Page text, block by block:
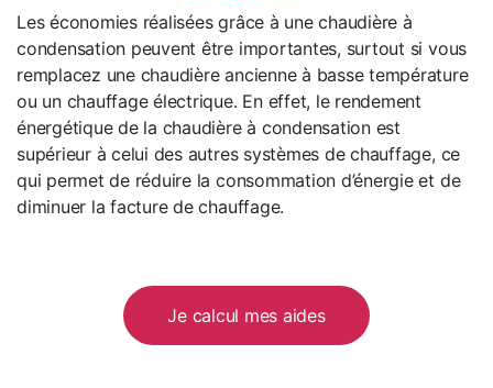
Les économies réalisées grâce à une chaudière à
condensation peuvent être importantes, surtout si vous
remplacez une chaudière ancienne à basse température
ou un chauffage électrique. En effet, le rendement
énergétique de la chaudière à condensation est
supérieur à celui des autres systèmes de chauffage, ce
qui permet de réduire la consommation d’énergie et de
diminuer la facture de chauffage.
Je calcul mes aides